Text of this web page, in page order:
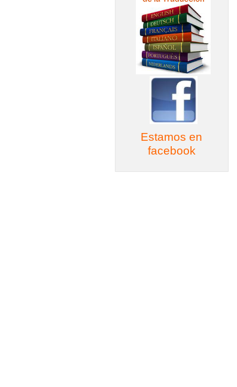
Estamos en
facebook